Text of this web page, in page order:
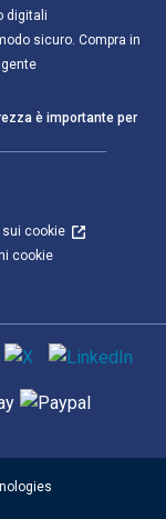
digitali
sicuro. Compra in
è importante per
cookie
cookie